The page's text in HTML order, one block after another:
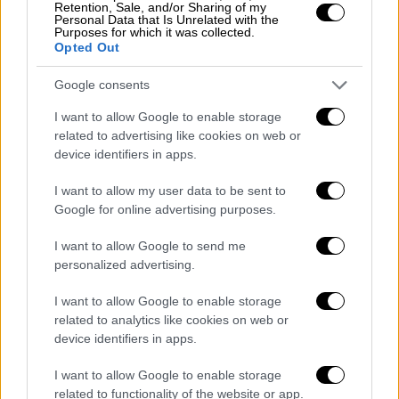
Retention, Sale, and/or Sharing of my
Personal Data that Is Unrelated with the
Purposes for which it was collected.
Opted Out
Google consents
I want to allow Google to enable storage
related to advertising like cookies on web or
device identifiers in apps.
I want to allow my user data to be sent to
Google for online advertising purposes.
I want to allow Google to send me
personalized advertising.
I want to allow Google to enable storage
related to analytics like cookies on web or
device identifiers in apps.
I want to allow Google to enable storage
related to functionality of the website or app.
γεννήσεων.